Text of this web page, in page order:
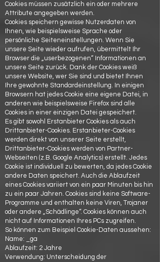
Cookies müssen zusätzlich ein oder mehrere
Attribute angegeben werden.
Cookies speichern gewisse Nutzerdaten von
Ihnen, wie beispielsweise Sprache oder
persönliche Seiteneinstellungen. Wenn Sie
unsere Seite wieder aufrufen, übermittelt Ihr
Browser die „userbezogenen“ Informationen an
unsere Seite zurück. Dank der Cookies weiß
unsere Website, wer Sie sind und bietet Ihnen
Ihre gewohnte Standardeinstellung. In einigen
Browsern hat jedes Cookie eine eigene Datei, in
anderen wie beispielsweise Firefox sind alle
Cookies in einer einzigen Datei gespeichert.
Es gibt sowohl Erstanbieter Cookies als auch
Drittanbieter-Cookies. Erstanbieter-Cookies
werden direkt von unserer Seite erstellt,
Drittanbieter-Cookies werden von Partner-
Webseiten (z.B. Google Analytics) erstellt. Jedes
Cookie ist individuell zu bewerten, da jedes Cookie
andere Daten speichert. Auch die Ablaufzeit
eines Cookies variiert von ein paar Minuten bis hin
zu ein paar Jahren. Cookies sind keine Software-
Programme und enthalten keine Viren, Trojaner
oder andere „Schädlinge“. Cookies können auch
nicht auf Informationen Ihres PCs zugreifen.
So können zum Beispiel Cookie-Daten aussehen:
Name: _ga
Ablaufzeit: 2 Jahre
Verwendung: Unterscheidung der